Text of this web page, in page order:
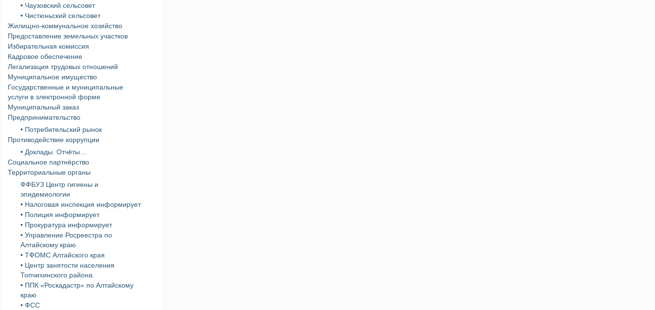
• Чаузовский сельсовет
• Чистюньский сельсовет
Жилищно-коммунальное хозяйство
Предоставление земельных участков
Избирательная комиссия
Кадровое обеспечение
Легализация трудовых отношений
Муниципальное имущество
Государственные и муниципальные
услуги в электронной форме
Муниципальный заказ
Предпринимательство
• Потребительский рынок
Противодействие коррупции
• Доклады. Отчёты…
Социальное партнёрство
Территориальные органы
ФФБУЗ Центр гигиены и
эпидемиологии
• Налоговая инспекция информирует
• Полиция информирует
• Прокуратура информирует
• Управление Росреестра по
Алтайскому краю
• ТФОМС Алтайского края
• Центр занятости населения
Топчихинского района
• ППК «Роскадастр» по Алтайскому
краю
• ФСС